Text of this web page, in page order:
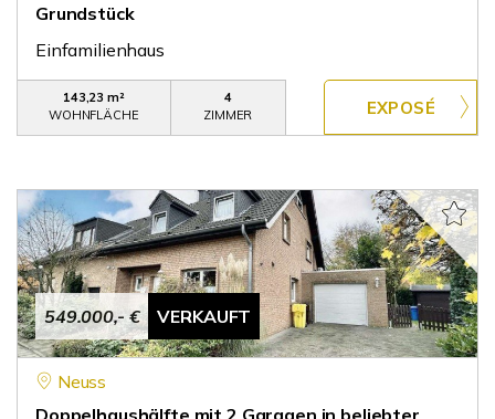
Grundstück
Einfamilienhaus
143,23 m²
WOHNFLÄCHE
4
ZIMMER
549.000,- € VERKAUFT
Neuss
Doppelhaushälfte mit 2 Garagen in beliebter